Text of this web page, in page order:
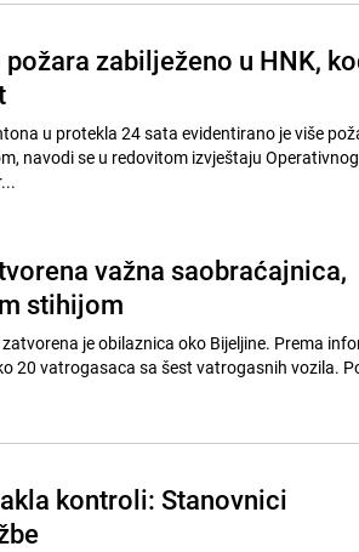
zabilježeno u HNK,
u protekla 24 sata evidentirano je više
navodi se u redovitom izvještaju
važna saobraćajnica,
stihijom
je obilaznica oko Bijeljine. Prema
20 vatrogasaca sa šest vatrogasnih vozila.
kontroli: Stanovnici